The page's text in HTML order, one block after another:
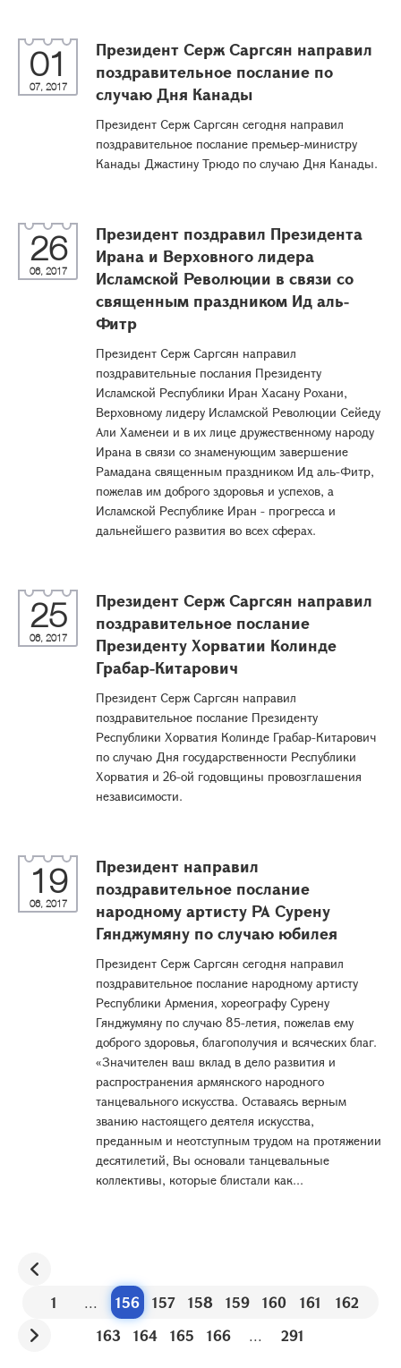
01
07, 2017
Президент Серж Саргсян направил
поздравительное послание по
случаю Дня Канады
Президент Серж Саргсян сегодня направил
поздравительное послание премьер-министру
Канады Джастину Трюдо по случаю Дня Канады.
26
06, 2017
Президент поздравил Президента
Ирана и Верховного лидера
Исламской Революции в связи со
священным праздником Ид аль-
Фитр
Президент Серж Саргсян направил
поздравительные послания Президенту
Исламской Республики Иран Хасану Рохани,
Верховному лидеру Исламской Революции Сейеду
Али Хаменеи и в их лице дружественному народу
Ирана в связи со знаменующим завершение
Рамадана священным праздником Ид аль-Фитр,
пожелав им доброго здоровья и успехов, а
Исламской Республике Иран - прогресса и
дальнейшего развития во всех сферах.
25
06, 2017
Президент Серж Саргсян направил
поздравительное послание
Президенту Хорватии Колинде
Грабар-Китарович
Президент Серж Саргсян направил
поздравительное послание Президенту
Республики Хорватия Колинде Грабар-Китарович
по случаю Дня государственности Республики
Хорватия и 26-ой годовщины провозглашения
независимости.
19
06, 2017
Президент направил
поздравительное послание
народному артисту РА Сурену
Гянджумяну по случаю юбилея
Президент Серж Саргсян сегодня направил
поздравительное послание народному артисту
Республики Армения, хореографу Сурену
Гянджумяну по случаю 85-летия, пожелав ему
доброго здоровья, благополучия и всяческих благ.
«Значителен ваш вклад в дело развития и
распространения армянского народного
танцевального искусства. Оставаясь верным
званию настоящего деятеля искусства,
преданным и неотступным трудом на протяжении
десятилетий, Вы основали танцевальные
коллективы, которые блистали как...
1 ... 156 157 158 159 160 161
162
163
164 165 166 ... 291